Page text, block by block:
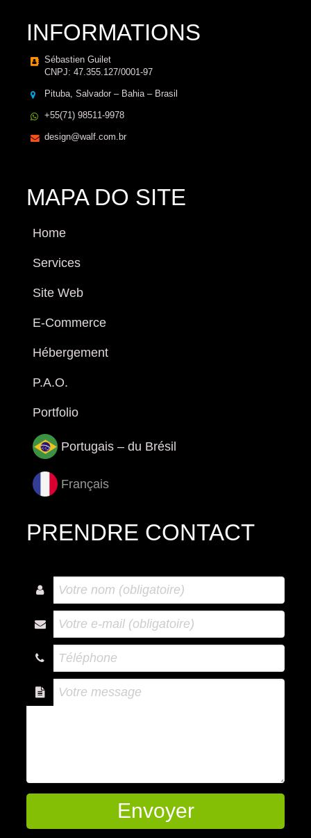
INFORMATIONS
Sébastien Guilet
CNPJ: 47.355.127/0001-97
Pituba, Salvador – Bahia – Brasil
+55(71) 98511-9978
design@walf.com.br
MAPA DO SITE
Home
Services
Site Web
E-Commerce
Hébergement
P.A.O.
Portfolio
Portugais – du Brésil
Français
PRENDRE CONTACT